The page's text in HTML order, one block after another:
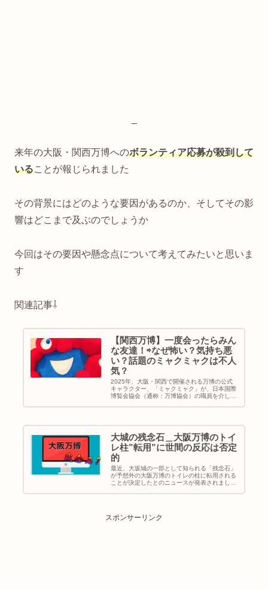
来年の大阪・関西万博へのボランティア応募が殺到して
いることが報じられました
その背景にはどのような要因があるのか、そしてその影
響はどこまで及ぶのでしょうか
今回はその要因や懸念点について考えてみたいと思いま
す
関連記事⇩
【関西万博】一度会ったらみん
な友達！⇨なぜ怖い？気持ち悪
い？話題のミャクミャクは不人
気？
2025年、大阪・関西で開催される万博の公式
キャラクター、「ミャクミャク」が、日本国際
博覧会協会（通称：万博協会）の職員を介して
ットの反応を追ってみたいと思います
大城の残念石＿大阪万博のトイ
レ柱”転用”に世間の反応は否定
的
最近、大坂城の一部として知られる「残念石」
が予想外の大阪万博のトイレの柱に転用される
ことが決定したとのニュースが発表されまし
スポンサーリンク